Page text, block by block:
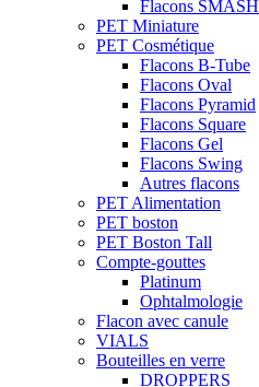
Flacons SMASH
PET Miniature
PET Cosmétique
Flacons B-Tube
Flacons Oval
Flacons Pyramid
Flacons Square
Flacons Gel
Flacons Swing
Autres flacons
PET Alimentation
PET boston
PET Boston Tall
Compte-gouttes
Platinum
Ophtalmologie
Flacon avec canule
VIALS
Bouteilles en verre
DROPPERS